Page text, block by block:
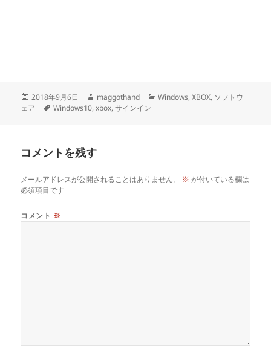
投
稿
2018年9月6日
作
成
maggothand
カ
Windows,XBOX, ソフトウ
ェア
タ
Windows10,xbox,サインイン
コメントを残す
メールアドレスが公開されることはありません。 ※ が付いている欄は
必須項目です
コメント ※